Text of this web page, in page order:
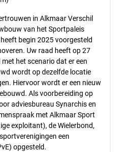
in Alkmaar Verschil
van het Sportpaleis
begin 2025 voorgesteld
Uw raad heeft op 27
het scenario dat er een
wordt op dezelfde locatie
Hiervoor wordt er een nieuw
Als voorbereiding op
adviesbureau Synarchis en
met Alkmaar Sport
exploitant), de Wielerbond,
een
opgesteld.